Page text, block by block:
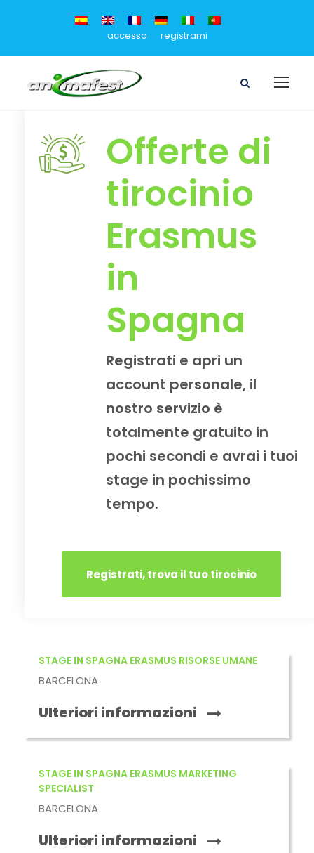
accesso registrami
Offerte di
tirocinio
Erasmus
in
Spagna
Registrati e apri un
account personale, il
nostro servizio è
totalmente gratuito in
pochi secondi e avrai i tuoi
stage in pochissimo
tempo.
Registrati, trova il tuo tirocinio
STAGE IN SPAGNA ERASMUS RISORSE UMANE
BARCELONA
Ulteriori informazioni
STAGE IN SPAGNA ERASMUS MARKETING
SPECIALIST
BARCELONA
Ulteriori informazioni